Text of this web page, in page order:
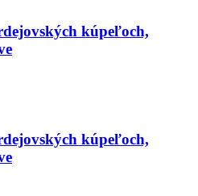
kúpeľoch,
kúpeľoch,